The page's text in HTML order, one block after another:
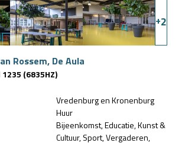
+2
Rossem, De Aula
(6835HZ)
Vredenburg en Kronenburg
Huur
Bijeenkomst Educatie Kunst &
Cultuur Sport Vergaderen